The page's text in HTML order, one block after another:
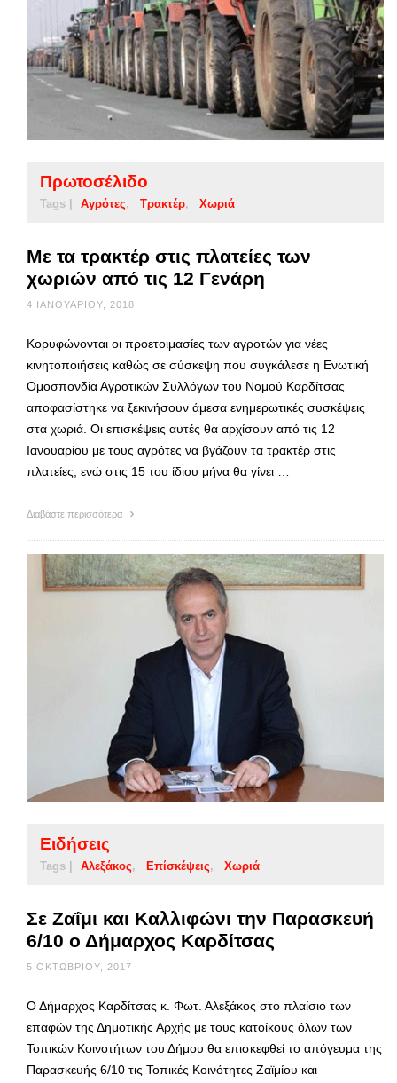
Πρωτοσέλιδο
Tags | Αγρότες Τρακτέρ Χωριά
Με τα τρακτέρ στις πλατείες των
χωριών από τις 12 Γενάρη
4 ΙΑΝΟΥΑΡΊΟΥ, 2018
Κορυφώνονται οι προετοιμασίες των αγροτών για νέες
κινητοποιήσεις καθώς σε σύσκεψη που συγκάλεσε η Ενωτική
Ομοσπονδία Αγροτικών Συλλόγων του Νομού Καρδίτσας
αποφασίστηκε να ξεκινήσουν άμεσα ενημερωτικές συσκέψεις
στα χωριά. Οι επισκέψεις αυτές θα αρχίσουν από τις 12
Ιανουαρίου με τους αγρότες να βγάζουν τα τρακτέρ στις
πλατείες, ενώ στις 15 του ίδιου μήνα θα γίνει …
Διαβάστε περισσότερα
Ειδήσεις
Tags | Αλεξάκος Επίσκέψεις Χωριά
Σε Ζαΐμι και Καλλιφώνι την Παρασκευή
6/10 ο Δήμαρχος Καρδίτσας
5 ΟΚΤΩΒΡΊΟΥ, 2017
Ο Δήμαρχος Καρδίτσας κ. Φωτ. Αλεξάκος στο πλαίσιο των
επαφών της Δημοτικής Αρχής με τους κατοίκους όλων των
Τοπικών Κοινοτήτων του Δήμου θα επισκεφθεί το απόγευμα της
Παρασκευής 6/10 τις Τοπικές Κοινότητες Ζαϊμίου και